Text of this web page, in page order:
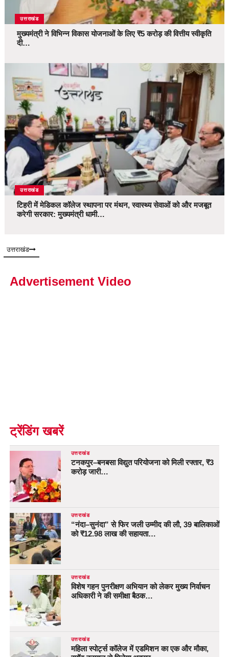
उत्तराखंड
मुख्यमंत्री ने विभिन्न विकास योजनाओं के लिए ₹5 करोड़ की वित्तीय स्वीकृति
दी…
उत्तराखंड
टिहरी में मेडिकल कॉलेज स्थापना पर मंथन, स्वास्थ्य सेवाओं को और मजबूत
करेगी सरकार: मुख्यमंत्री धामी…
उत्तराखंड
Advertisement Video
ट्रेंडिंग खबरें
उत्तराखंड
टनकपुर–बनबसा विद्युत परियोजना को मिली रफ्तार, ₹3
करोड़ जारी…
उत्तराखंड
“नंदा–सुनंदा” से फिर जली उम्मीद की लौ, 39 बालिकाओं
को ₹12.98 लाख की सहायता…
उत्तराखंड
विशेष गहन पुनरीक्षण अभियान को लेकर मुख्य निर्वाचन
अधिकारी ने की समीक्षा बैठक…
उत्तराखंड
महिला स्पोर्ट्स कॉलेज में एडमिशन का एक और मौका,